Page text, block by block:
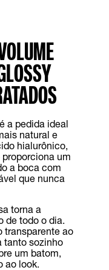
a pedida ideal
natural e
hialurônico,
um
a boca com
que nunca
torna a
todo o dia.
transparente ao
tanto sozinho
um batom,
ao look.